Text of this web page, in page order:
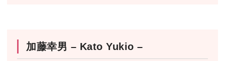
加藤幸男 – Kato Yukio –